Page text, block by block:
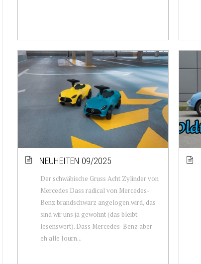
NEUHEITEN 09/2025
Der schwäbische Gruss Acht Zylinder von
Mercedes Dass radical von Mercedes-
Benz brandschwarz angelogen wird, das
sind wir uns ja gewohnt (das bleibt
lesenswert). Dass Mercedes-Benz aber
eh alle Journ...